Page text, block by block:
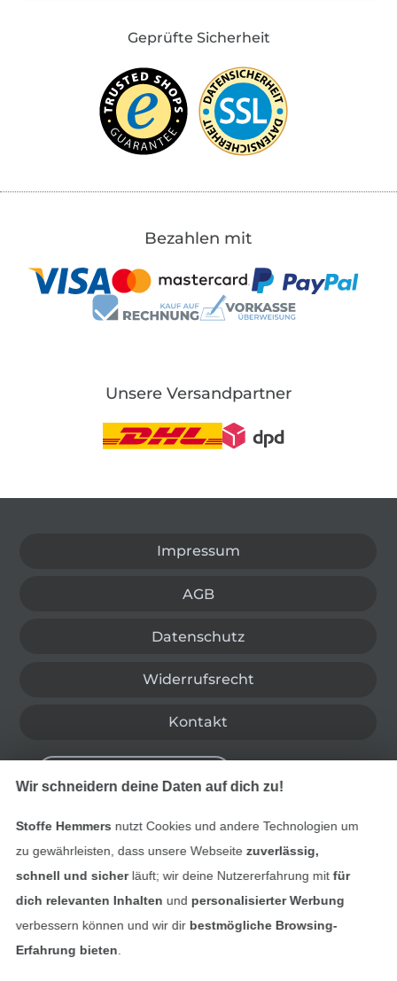
Geprüfte Sicherheit
Bezahlen mit
Unsere Versandpartner
Impressum
AGB
Datenschutz
Widerrufsrecht
Kontakt
Finde mehr Inspiration
Wir schneidern deine Daten auf dich zu!
Stoffe Hemmers nutzt Cookies und andere Technologien um
zu gewährleisten, dass unsere Webseite zuverlässig,
schnell und sicherläuft; wir deine Nutzererfahrung mitfür
dich relevanten Inhalten und personalisierter Werbung
verbessern können und wir dir bestmögliche Browsing-
Erfahrung bieten